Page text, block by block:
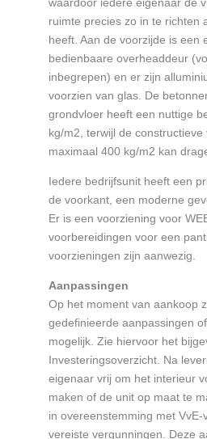
ruimte precies zo in te richten
heeft. Aan de voorzijde is een
bedienbaare overheaddeur
inbegrepen) en er zijn
voorzien van glas. De
grondvloer heeft een nuttige
kg/m2, terwijl de
maximaal 400 kg/m2 kan
Iedere bedrijfsunit heeft een
de voorkant, een moderne
Er is een voorziening voor
voorbereidingen voor een
voorzieningen zijn aanwezig.
Aanpassingen
Op het moment van aankoop
gedefinieerde aanpassingen
mogelijk. Zie hiervoor het
Investeringsoverzicht. Na
eigenaar vrij om het interieur
maken of de unit op maat te
in overeenstemming met VvE-
vereiste vergunningen. Deze